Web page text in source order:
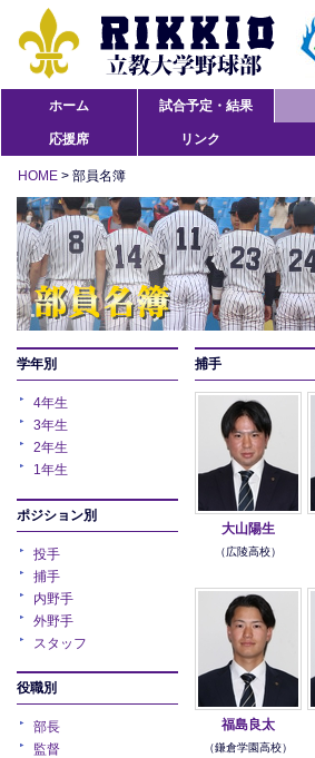
ホーム 試合予定・結果
応援席 リンク
HOME > 部員名簿
学年別
4年生
3年生
2年生
1年生
ポジション別
投手
捕手
内野手
外野手
スタッフ
役職別
部長
監督
捕手
大山陽生
（広陵高校）
福島良太
（鎌倉学園高校）